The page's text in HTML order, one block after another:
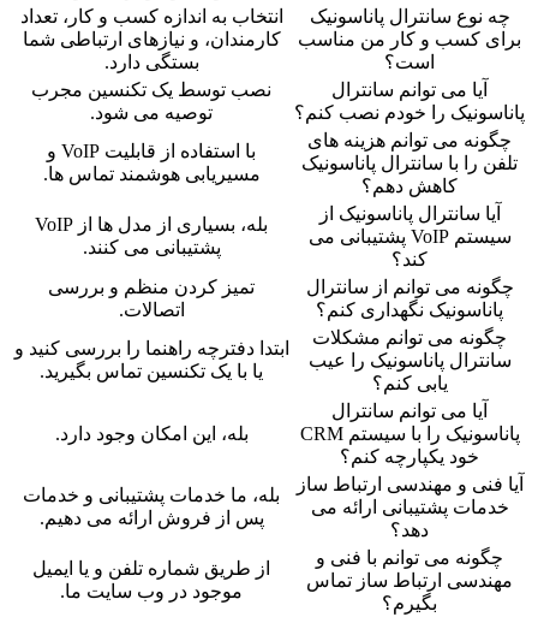
چه نوع سانترال پاناسونیک
برای کسب و کار من مناسب
است؟
انتخاب به اندازه کسب و کار، تعداد
کارمندان، و نیازهای ارتباطی شما
بستگی دارد.
آیا می توانم سانترال
پاناسونیک را خودم نصب کنم؟
نصب توسط یک تکنسین مجرب
توصیه می شود.
چگونه می توانم هزینه های
تلفن را با سانترال پاناسونیک
کاهش دهم؟
با استفاده از قابلیت VoIP و
مسیریابی هوشمند تماس ها.
آیا سانترال پاناسونیک از
سیستم VoIP پشتیبانی می
کند؟
بله، بسیاری از مدل ها از VoIP
پشتیبانی می کنند.
چگونه می توانم از سانترال
پاناسونیک نگهداری کنم؟
تمیز کردن منظم و بررسی
اتصالات.
چگونه می توانم مشکلات
سانترال پاناسونیک را عیب
یابی کنم؟
ابتدا دفترچه راهنما را بررسی کنید و
یا با یک تکنسین تماس بگیرید.
آیا می توانم سانترال
پاناسونیک را با سیستم CRM
خود یکپارچه کنم؟
بله، این امکان وجود دارد.
آیا فنی و مهندسی ارتباط ساز
خدمات پشتیبانی ارائه می
دهد؟
بله، ما خدمات پشتیبانی و خدمات
پس از فروش ارائه می دهیم.
چگونه می توانم با فنی و
مهندسی ارتباط ساز تماس
بگیرم؟
از طریق شماره تلفن و یا ایمیل
موجود در وب سایت ما.